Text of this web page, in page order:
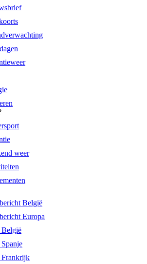
weer
België
Europa
België
Frankrijk